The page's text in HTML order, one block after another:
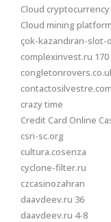
Cloud
Cloud mining
çok-kazandıran-slot-
complexinvest.ru 170
crazy time
Credit Card Online
csri-sc.org
cultura.cosenza
cyclone-filter.ru
czcasinozahran
daavdeev.ru 36
daavdeev.ru 4-8